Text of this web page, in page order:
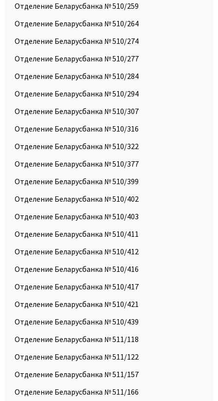
Отделение Беларусбанка № 510/259
Отделение Беларусбанка № 510/264
Отделение Беларусбанка № 510/274
Отделение Беларусбанка № 510/277
Отделение Беларусбанка № 510/284
Отделение Беларусбанка № 510/294
Отделение Беларусбанка № 510/307
Отделение Беларусбанка № 510/316
Отделение Беларусбанка № 510/322
Отделение Беларусбанка № 510/377
Отделение Беларусбанка № 510/399
Отделение Беларусбанка № 510/402
Отделение Беларусбанка № 510/403
Отделение Беларусбанка № 510/411
Отделение Беларусбанка № 510/412
Отделение Беларусбанка № 510/416
Отделение Беларусбанка № 510/417
Отделение Беларусбанка № 510/421
Отделение Беларусбанка № 510/439
Отделение Беларусбанка № 511/118
Отделение Беларусбанка № 511/122
Отделение Беларусбанка № 511/157
Отделение Беларусбанка № 511/166